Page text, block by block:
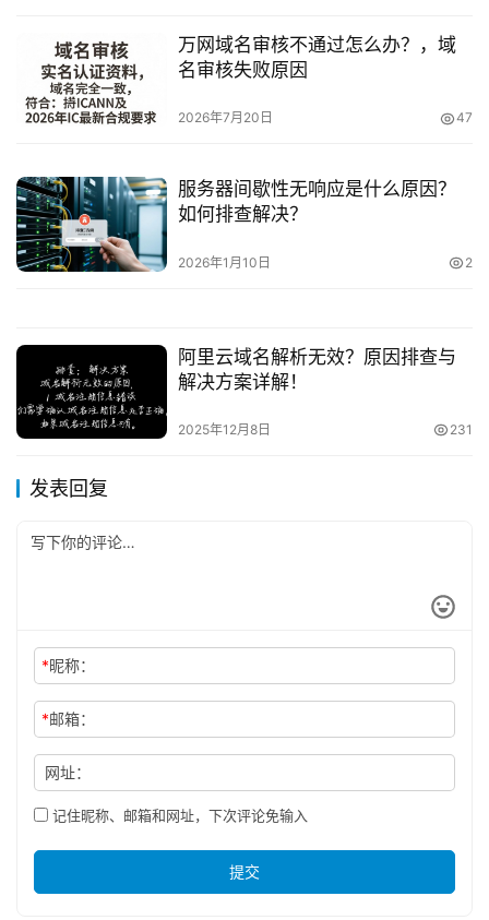
万网域名审核不通过怎么办？，域
名审核失败原因
2026年7月20日 47
服务器间歇性无响应是什么原因？
如何排查解决？
2026年1月10日 2
阿里云域名解析无效？原因排查与
解决方案详解！
2025年12月8日 231
发表回复
*昵称：
*邮箱：
网址：
记住昵称、邮箱和网址，下次评论免输入
提交